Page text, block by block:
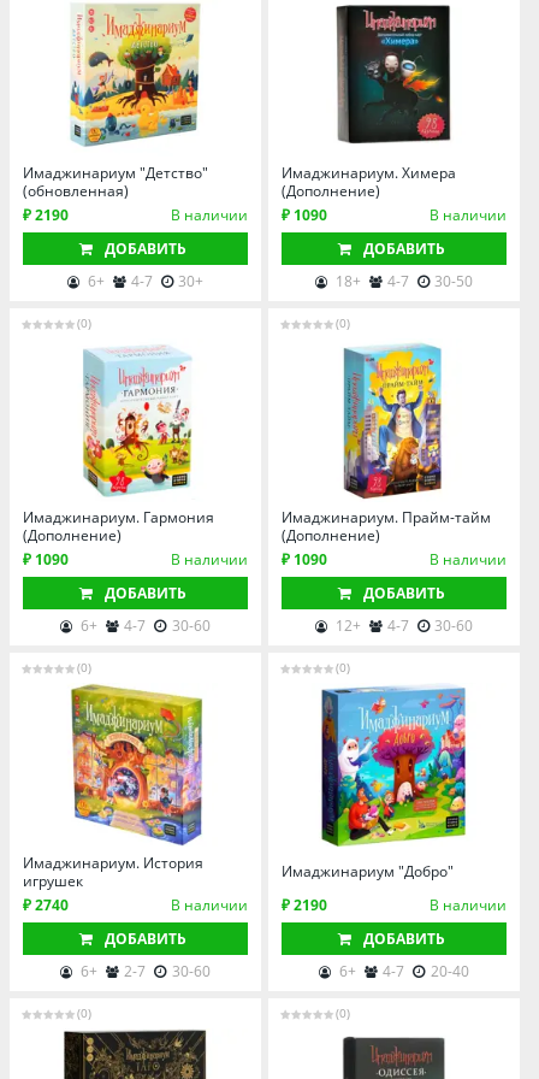
Томская область
Тюменская область
Удмуртия
Ульяновская область
Имаджинариум "Детство"
(обновленная)
₽ 2190
В наличии
ДОБАВИТЬ
6+
4-7 30+
Имаджинариум. Химера
(Дополнение)
₽ 1090
В наличии
ДОБАВИТЬ
18+
4-7 30-50
(0)
Имаджинариум. Гармония
(Дополнение)
₽ 1090
В наличии
ДОБАВИТЬ
6+
4-7 30-60
(0)
Имаджинариум. Прайм-тайм
(Дополнение)
₽ 1090
В наличии
ДОБАВИТЬ
12+
4-7 30-60
(0)
Имаджинариум. История
игрушек
₽ 2740
В наличии
ДОБАВИТЬ
6+
2-7 30-60
(0)
Имаджинариум "Добро"
₽ 2190
В наличии
ДОБАВИТЬ
6+
4-7 20-40
(0) (0)